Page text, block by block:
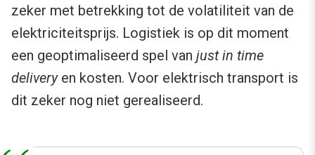
zeker met betrekking tot de volatiliteit van de
elektriciteitsprijs. Logistiek is op dit moment
een geoptimaliseerd spel van just in time
deliveryen kosten. Voor elektrisch transport is
dit zeker nog niet gerealiseerd.